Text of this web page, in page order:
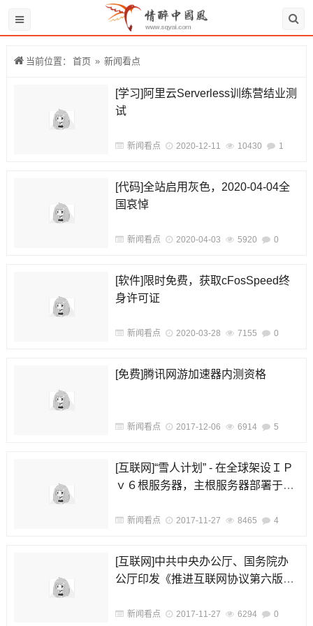
当前位置： 首页 » 新闻看点
[学习]阿里云Serverless训练营结业测
试
新闻看点 2020-12-11 10430 1
[代码]全站启用灰色，2020-04-04全
国哀悼
新闻看点 2020-04-03 5920 0
[软件]限时免费，获取cFosSpeed终
身许可证
新闻看点 2020-03-28 7155 0
[免费]腾讯网游加速器内测资格
新闻看点 2017-12-06 6914 5
[互联网]“雪人计划” - 在全球架设ＩＰ
ｖ６根服务器，主根服务器部署于中
新闻看点 2017-11-27 8465 4
[互联网]中共中央办公厅、国务院办
公厅印发《推进互联网协议第六版
新闻看点 2017-11-27 6294 0